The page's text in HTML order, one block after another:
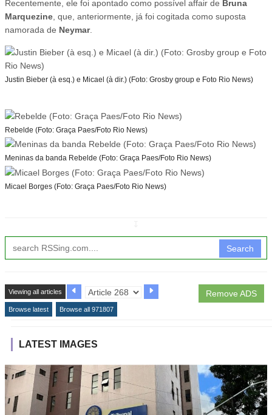
Recentemente, ele foi apontado como possível affair de Bruna
Marquezine , que, anteriormente, já foi cogitada como suposta
namorada de Neymar.
Justin Bieber (à esq.) e Micael (à dir.) (Foto: Grosby group e Foto Rio News)
Rebelde (Foto: Graça Paes/Foto Rio News)
Meninas da banda Rebelde (Foto: Graça Paes/Foto Rio News)
Micael Borges (Foto: Graça Paes/Foto Rio News)
Search
Remove ADS
Viewing all articles
Browse latest Browse all 971807
LATEST IMAGES